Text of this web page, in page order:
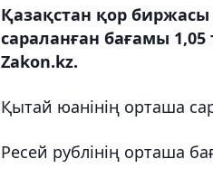
Қазақстан қор
сараланған бағамы
Zakon.kz.
Қытай юанінің орташа
Ресей рублінің орташа